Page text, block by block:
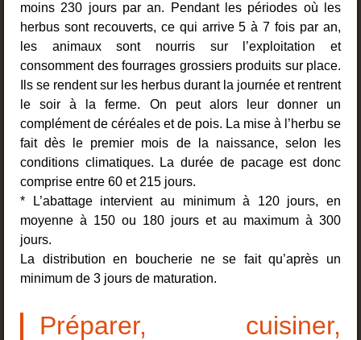
moins 230 jours par an. Pendant les périodes où les
herbus sont recouverts, ce qui arrive 5 à 7 fois par an,
les animaux sont nourris sur l’exploitation et
consomment des fourrages grossiers produits sur place.
Ils se rendent sur les herbus durant la journée et rentrent
le soir à la ferme. On peut alors leur donner un
complément de céréales et de pois. La mise à l’herbu se
fait dès le premier mois de la naissance, selon les
conditions climatiques. La durée de pacage est donc
comprise entre 60 et 215 jours.
* L’abattage intervient au minimum à 120 jours, en
moyenne à 150 ou 180 jours et au maximum à 300
jours.
La distribution en boucherie ne se fait qu’après un
minimum de 3 jours de maturation.
Préparer, cuisiner,